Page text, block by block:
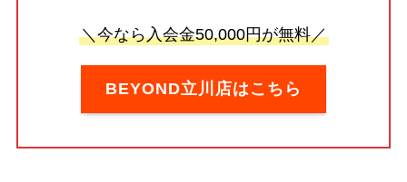
＼今なら入会金50,000円が無料／
BEYOND立川店はこちら